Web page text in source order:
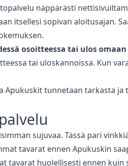
näppärästi
itsellesi sopivan aloitusajan.
osoitteessa tai ulos
tai uloskannoissa. Kun
Apukuskit tunnetaan tarkasta
sujuvaa. Tässä pari
tavarat ennen Apukuskin
tavarat huolellisesti ennen